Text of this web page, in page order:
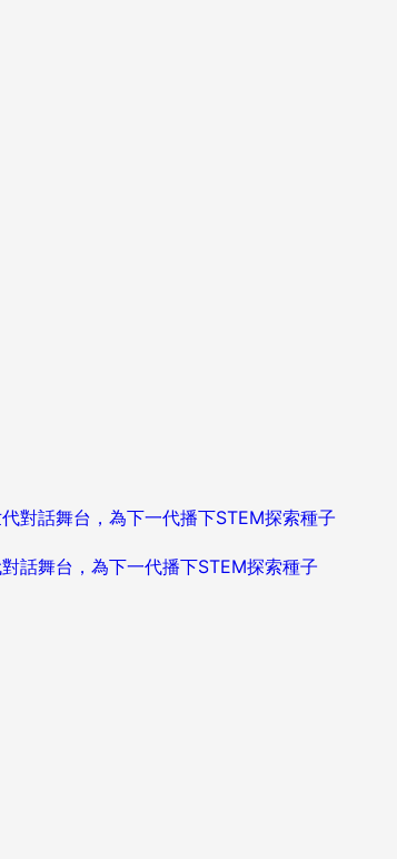
話舞台，為下一代播下STEM探索種子